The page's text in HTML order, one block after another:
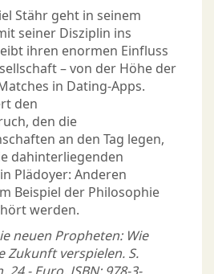
Stähr geht in seinem
seiner Disziplin ins
ihren enormen Einfluss
– von der Höhe der
in Dating-Apps.
den
den die
an den Tag legen,
dahinterliegenden
Plädoyer: Anderen
Beispiel der Philosophie
werden.
neuen Propheten: Wie
Zukunft verspielen. S.